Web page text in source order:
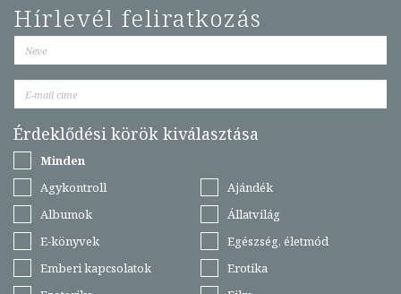
Hírlevél feliratkozás
Érdeklődési körök kiválasztása
Minden
Agykontroll
Ajándék
Albumok
Állatvilág
E-könyvek
Egészség, életmód
Emberi kapcsolatok
Erotika